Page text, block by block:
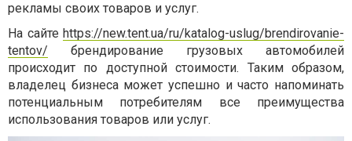
рекламы своих товаров и услуг.
На сайте https://new.tent.ua/ru/katalog-uslug/brendirovanie-
tentov/ брендирование грузовых автомобилей
происходит по доступной стоимости. Таким образом,
владелец бизнеса может успешно и часто напоминать
потенциальным потребителям все преимущества
использования товаров или услуг.